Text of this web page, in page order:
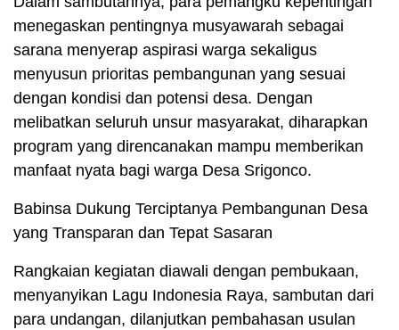
menegaskan pentingnya musyawarah sebagai
sarana menyerap aspirasi warga sekaligus
menyusun prioritas pembangunan yang sesuai
dengan kondisi dan potensi desa. Dengan
melibatkan seluruh unsur masyarakat, diharapkan
program yang direncanakan mampu memberikan
manfaat nyata bagi warga Desa Srigonco.
Babinsa Dukung Terciptanya Pembangunan Desa
yang Transparan dan Tepat Sasaran
Rangkaian kegiatan diawali dengan pembukaan,
menyanyikan Lagu Indonesia Raya, sambutan dari
para undangan, dilanjutkan pembahasan usulan